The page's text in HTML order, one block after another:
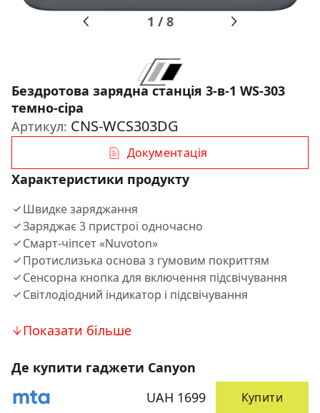
1 /8
Бездротова зарядна станція 3-в-1 WS-303
темно-сіра
Артикул: CNS-WCS303DG
Документація
Характеристики продукту
Швидке заряджання
Заряджає 3 пристрої одночасно
Смарт-чіпсет «Nuvoton»
Протислизька основа з гумовим покриттям
Сенсорна кнопка для включення підсвічування
Світлодіодний індикатор і підсвічування
Показати більше
Де купити гаджети Canyon
UAH 1699
Купити